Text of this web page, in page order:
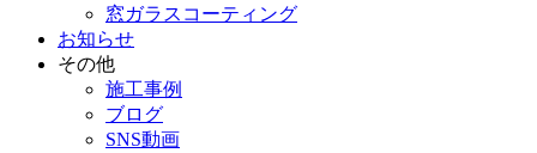
窓ガラスコーティング
お知らせ
その他
施工事例
ブログ
SNS動画